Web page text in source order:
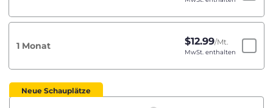
1 Monat $12.99/Mt.
MwSt. enthalten
Neue Schauplätze